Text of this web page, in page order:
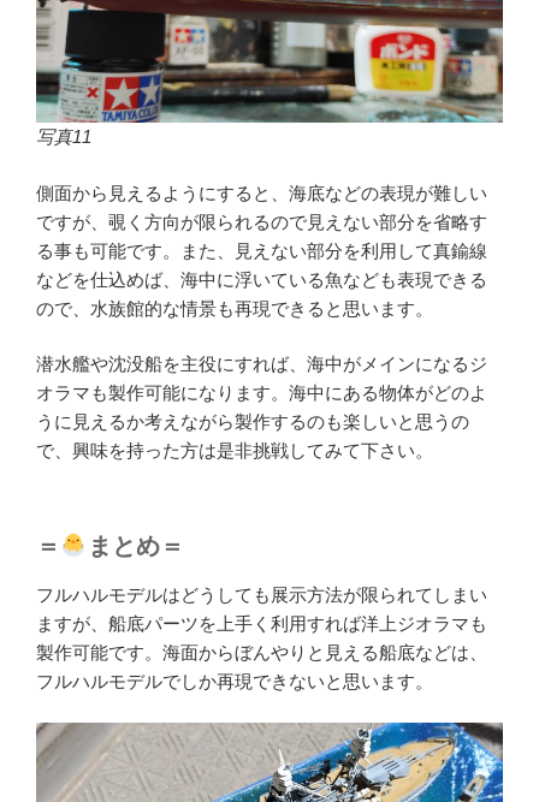
写真11
側面から見えるようにすると、海底などの表現が難しい
ですが、覗く方向が限られるので見えない部分を省略す
る事も可能です。また、見えない部分を利用して真鍮線
などを仕込めば、海中に浮いている魚なども表現できる
ので、水族館的な情景も再現できると思います。
潜水艦や沈没船を主役にすれば、海中がメインになるジ
オラマも製作可能になります。海中にある物体がどのよ
うに見えるか考えながら製作するのも楽しいと思うの
で、興味を持った方は是非挑戦してみて下さい。
＝ まとめ＝
フルハルモデルはどうしても展示方法が限られてしまい
ますが、船底パーツを上手く利用すれば洋上ジオラマも
製作可能です。海面からぼんやりと見える船底などは、
フルハルモデルでしか再現できないと思います。